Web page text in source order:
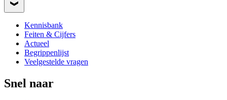
Kennisbank
Feiten & Cijfers
Actueel
Begrippenlijst
Veelgestelde vragen
Snel naar